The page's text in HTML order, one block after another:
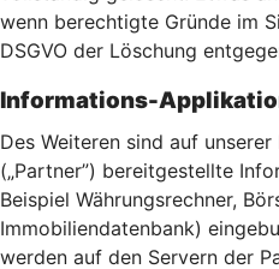
wenn berechtigte Gründe im
DSGVO der Löschung
Informations-
Des Weiteren sind auf
(„Partner”) bereitgestellte
Beispiel Währungsrechner,
Immobiliendatenbank)
werden auf den Servern der